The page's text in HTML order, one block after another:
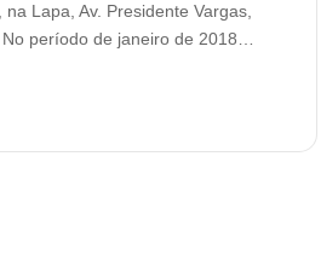
Lapa, Av. Presidente Vargas,
período de janeiro de 2018…